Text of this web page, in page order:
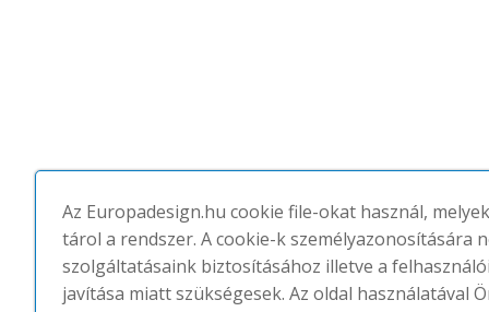
Az Europadesign.hu cookie file-okat használ,
tárol a rendszer. A cookie-k személyazonosítására
szolgáltatásaink biztosításához illetve a
javítása miatt szükségesek. Az oldal használatával